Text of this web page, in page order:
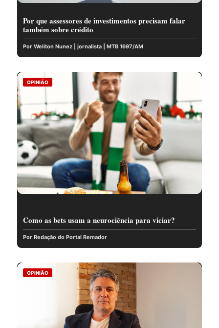
Por que assessores de investimentos precisam falar
também sobre crédito
Por Weliton Nunez | jornalista | MTB 1697/AM
OPINIÃO
Como as bets usam a neurociência para viciar?
Por Redação do Portal Remador
OPINIÃO